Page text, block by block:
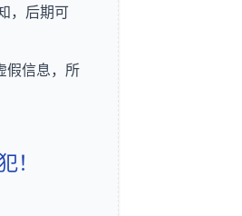
，后期可
假信息，所
！